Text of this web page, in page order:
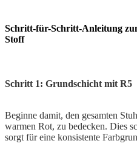
Schritt-für-Schritt-Anleitung
Stoff
Schritt 1: Grundschicht mit R5
Beginne damit, den gesamten
warmen Rot, zu bedecken. Dies
sorgt für eine konsistente